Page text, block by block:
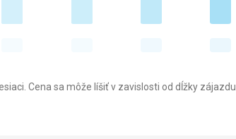
Cena sa môže líšiť v zavislosti od dĺžky zájazdu.